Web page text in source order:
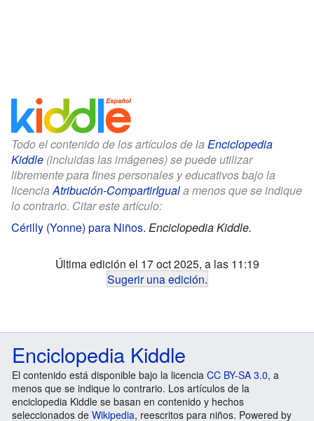
Todo el contenido de los artículos de la Enciclopedia
Kiddle (incluidas las imágenes) se puede utilizar
libremente para fines personales y educativos bajo la
licenciaAtribución-CompartirIguala menos que se indique
lo contrario. Citar este artículo:
Cérilly (Yonne) para Niños. Enciclopedia Kiddle.
Última edición el 17 oct 2025, a las 11:19
Sugerir una edición.
Enciclopedia Kiddle
El contenido está disponible bajo la licencia CC BY-SA 3.0, a
menos que se indique lo contrario. Los artículos de la
enciclopedia Kiddle se basan en contenido y hechos
seleccionados de Wikipedia, reescritos para niños. Powered by